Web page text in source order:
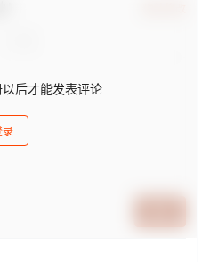
后才能发表评论
录